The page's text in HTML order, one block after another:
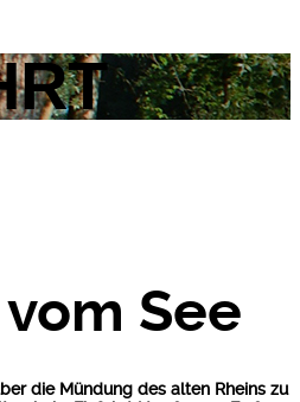
See
die Mündung des alten Rheins zu